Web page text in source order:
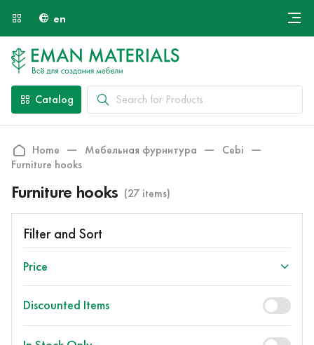
en
Payment and Delivery
Contacts
Catalog
Home Мебельная фурнитура
Cebi
Furniture hooks
Furniture hooks (27 items)
Filter and Sort
Price
Discounted Items